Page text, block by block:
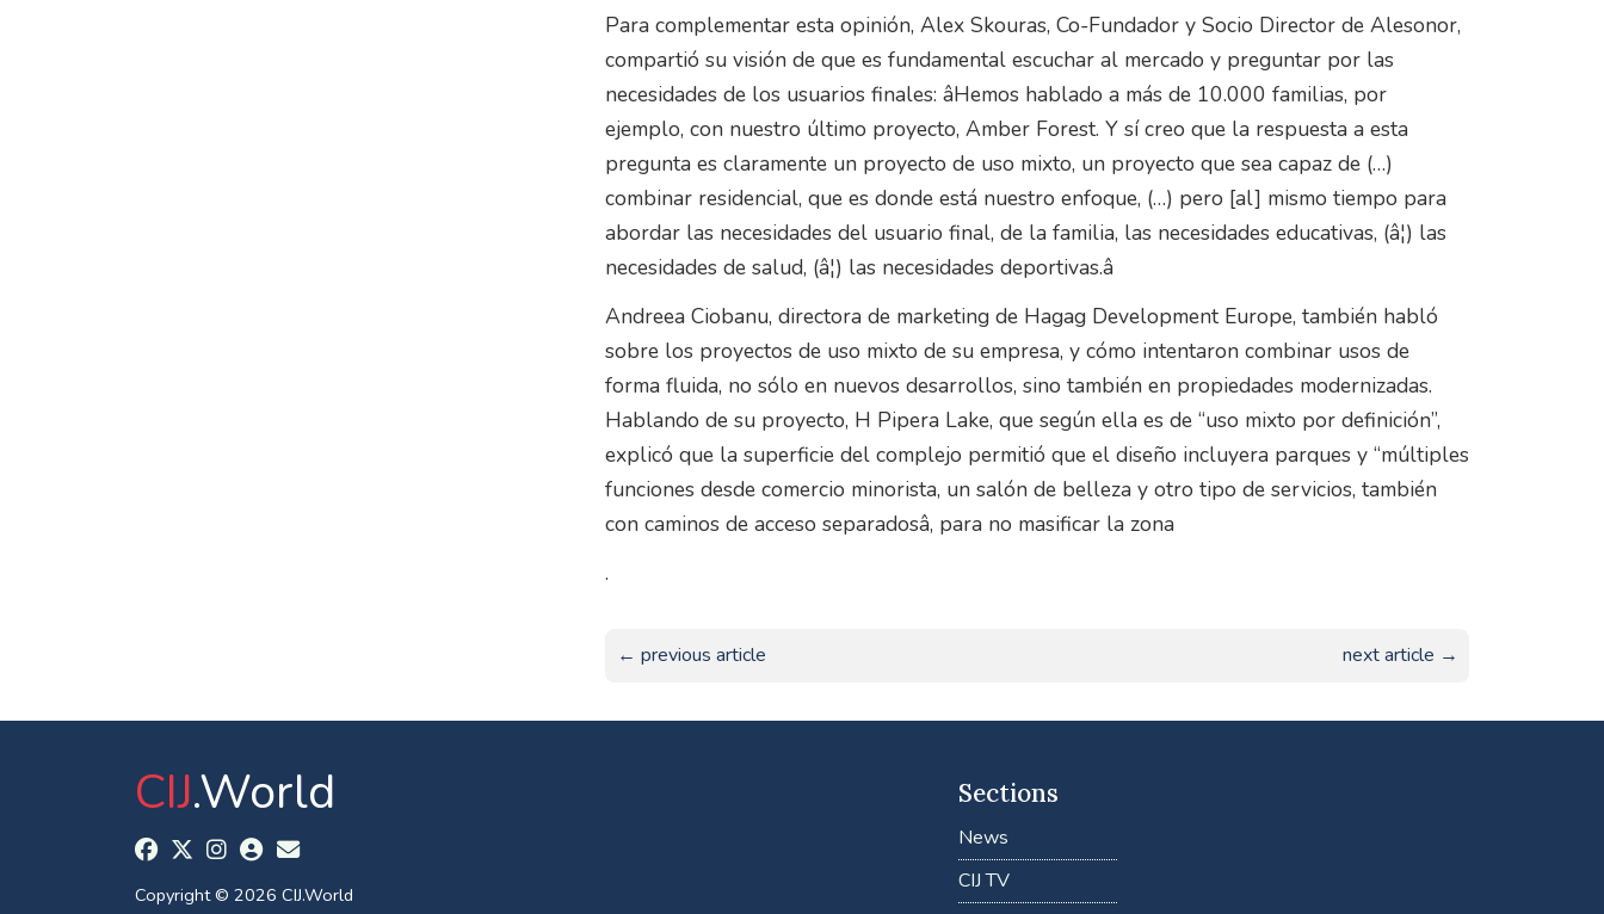
Para complementar esta opinión, Alex Skouras, Co-Fundador y Socio Director de Alesonor,
compartió su visión de que es fundamental escuchar al mercado y preguntar por las
necesidades de los usuarios finales: âHemos hablado a más de 10.000 familias, por
ejemplo, con nuestro último proyecto, Amber Forest. Y sí creo que la respuesta a esta
pregunta es claramente un proyecto de uso mixto, un proyecto que sea capaz de (…)
combinar residencial, que es donde está nuestro enfoque, (…) pero [al] mismo tiempo para
abordar las necesidades del usuario final, de la familia, las necesidades educativas, (â¦) las
necesidades de salud, (â¦) las necesidades deportivas.â
Andreea Ciobanu, directora de marketing de Hagag Development Europe, también habló
sobre los proyectos de uso mixto de su empresa, y cómo intentaron combinar usos de
forma fluida, no sólo en nuevos desarrollos, sino también en propiedades modernizadas.
Hablando de su proyecto, H Pipera Lake, que según ella es de “uso mixto por definición”,
explicó que la superficie del complejo permitió que el diseño incluyera parques y “múltiples
funciones desde comercio minorista, un salón de belleza y otro tipo de servicios, también
con caminos de acceso separadosâ, para no masificar la zona
.
← previous article next article →
CIJ.World
Copyright © 2026 CIJ.World
Sections
News
CIJ TV